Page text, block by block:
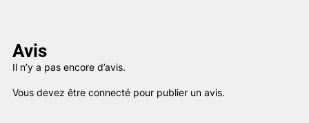
Avis
Il n’y a pas encore d’avis.
Vous devez être connecté pour publier un avis.